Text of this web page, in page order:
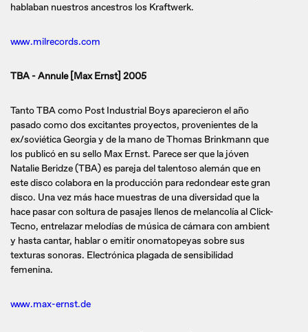
hablaban nuestros ancestros los Kraftwerk.
www.milrecords.com
TBA - Annule [Max Ernst] 2005
Tanto TBA como Post Industrial Boys aparecieron el año
pasado como dos excitantes proyectos, provenientes de la
ex/soviética Georgia y de la mano de Thomas Brinkmann que
los publicó en su sello Max Ernst. Parece ser que la jóven
Natalie Beridze (TBA) es pareja del talentoso alemán que en
este disco colabora en la producción para redondear este gran
disco. Una vez más hace muestras de una diversidad que la
hace pasar con soltura de pasajes llenos de melancolía al Click-
Tecno, entrelazar melodías de música de cámara con ambient
y hasta cantar, hablar o emitir onomatopeyas sobre sus
texturas sonoras. Electrónica plagada de sensibilidad
femenina.
www.max-ernst.de